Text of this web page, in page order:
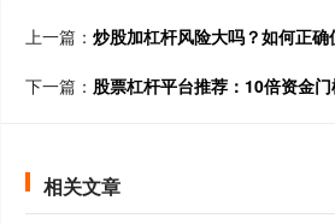
上一篇： 炒股加杠杆风险大吗？如何正
下一篇： 股票杠杆平台推荐：10倍资金
相关文章